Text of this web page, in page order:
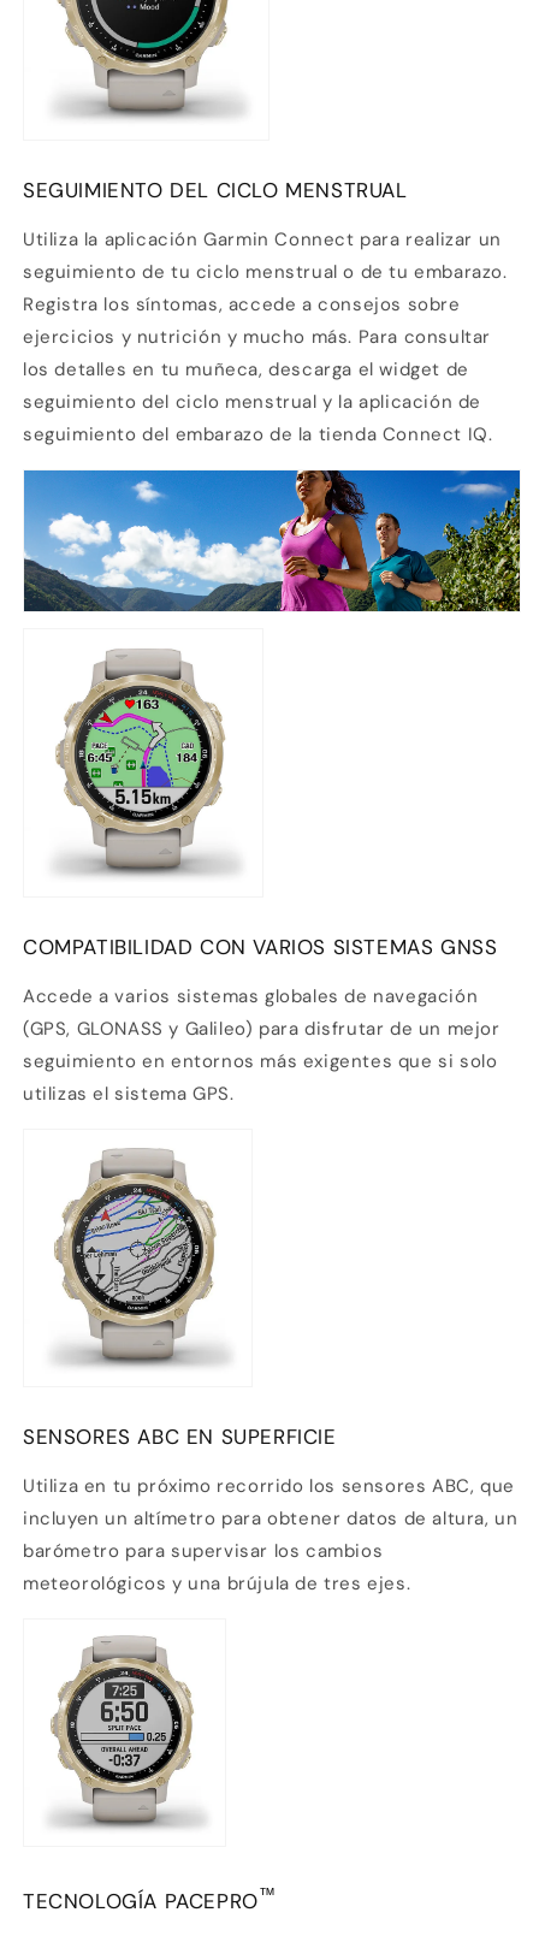
SEGUIMIENTO DEL CICLO MENSTRUAL
Utiliza la aplicación Garmin Connect para realizar un
seguimiento de tu ciclo menstrual o de tu embarazo.
Registra los síntomas, accede a consejos sobre
ejercicios y nutrición y mucho más. Para consultar
los detalles en tu muñeca, descarga el widget de
seguimiento del ciclo menstrual y la aplicación de
seguimiento del embarazo de la tienda Connect IQ.
COMPATIBILIDAD CON VARIOS SISTEMAS GNSS
Accede a varios sistemas globales de navegación
(GPS, GLONASS y Galileo) para disfrutar de un mejor
seguimiento en entornos más exigentes que si solo
utilizas el sistema GPS.
SENSORES ABC EN SUPERFICIE
Utiliza en tu próximo recorrido los sensores ABC, que
incluyen un altímetro para obtener datos de altura, un
barómetro para supervisar los cambios
meteorológicos y una brújula de tres ejes.
TECNOLOGÍA PACEPRO™